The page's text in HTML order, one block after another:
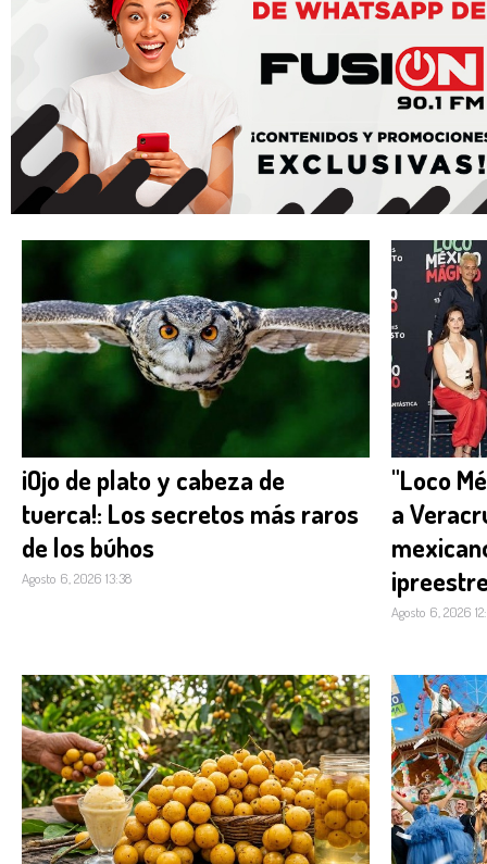
¡Ojo de plato y cabeza de
tuerca!: Los secretos más raros
de los búhos
Agosto 6, 2026 13:38
"Loco
a
Agosto 6, 2026